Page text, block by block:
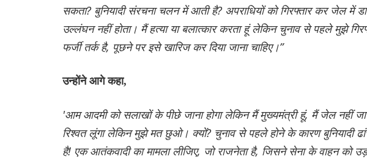
सकता? बुनियादी संरचना चलन में आती है? अपराधियों को गिरफ्तार कर जेल में
उल्लंघन नहीं होता। मैं हत्या या बलात्कार करता हूं लेकिन चुनाव से पहले मुझे
फर्जी तर्क है, पूछने पर इसे खारिज कर दिया जाना चाहिए।”
उन्होंने आगे कहा,
'आम आदमी को सलाखों के पीछे जाना होगा लेकिन मैं मुख्यमंत्री हूं, मैं जेल नहीं
रिश्वत लूंगा लेकिन मुझे मत छुओ। क्यों? चुनाव से पहले होने के कारण बुनियादी
है! एक आतंकवादी का मामला लीजिए, जो राजनेता है, जिसने सेना के वाहन को